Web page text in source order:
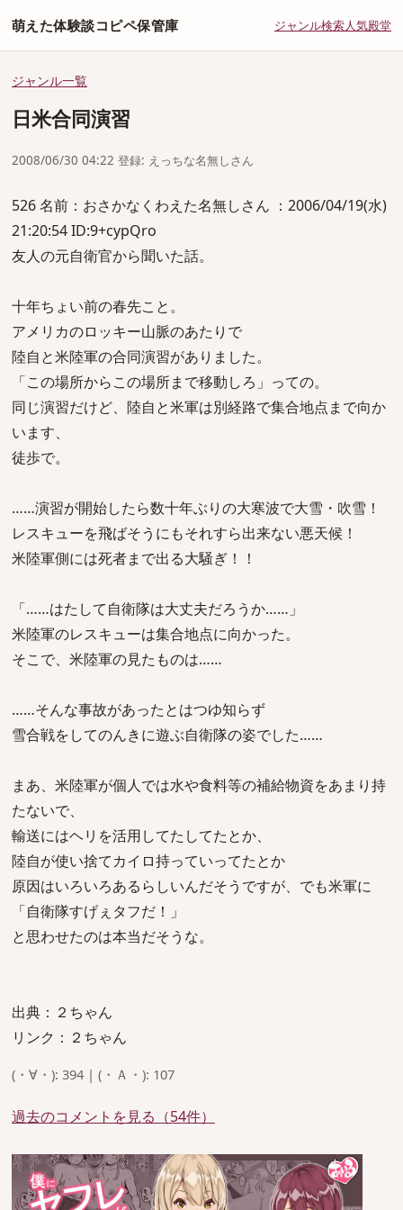
萌えた体験談コピペ保管庫 ジャンル検索人気殿堂
ジャンル一覧
日米合同演習
2008/06/30 04:22 登録: えっちな名無しさん
526 名前：おさかなくわえた名無しさん ：2006/04/19(水)
21:20:54 ID:9+cypQro
友人の元自衛官から聞いた話。
十年ちょい前の春先こと。
アメリカのロッキー山脈のあたりで
陸自と米陸軍の合同演習がありました。
「この場所からこの場所まで移動しろ」っての。
同じ演習だけど、陸自と米軍は別経路で集合地点まで向か
います、
徒歩で。
……演習が開始したら数十年ぶりの大寒波で大雪・吹雪！
レスキューを飛ばそうにもそれすら出来ない悪天候！
米陸軍側には死者まで出る大騒ぎ！！
「……はたして自衛隊は大丈夫だろうか……」
米陸軍のレスキューは集合地点に向かった。
そこで、米陸軍の見たものは……
……そんな事故があったとはつゆ知らず
雪合戦をしてのんきに遊ぶ自衛隊の姿でした……
まあ、米陸軍が個人では水や食料等の補給物資をあまり持
たないで、
輸送にはヘリを活用してたしてたとか、
陸自が使い捨てカイロ持っていってたとか
原因はいろいろあるらしいんだそうですが、でも米軍に
「自衛隊すげぇタフだ！」
と思わせたのは本当だそうな。
出典：２ちゃん
リンク：２ちゃん
(・∀・): 394 | (・Ａ・): 107
過去のコメントを見る（54件）